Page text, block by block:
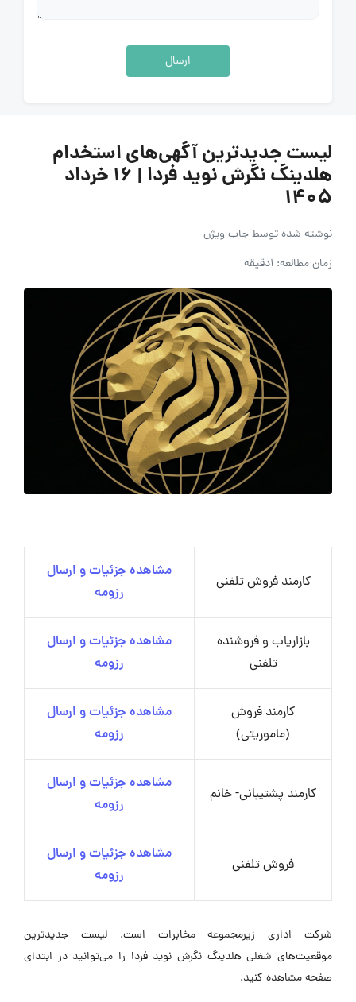
ارسال
لیست جدیدترین آگهی‌های استخدام
هلدینگ نگرش نوید فردا | ۱۶ خرداد
۱۴۰۵
نوشته شده توسطجاب ویژن
زمان مطالعه: 1دقیقه
کارمند فروش تلفنی
مشاهده جزئیات و ارسال
رزومه
بازاریاب و فروشنده
تلفنی
مشاهده جزئیات و ارسال
رزومه
کارمند فروش
(ماموریتی)
مشاهده جزئیات و ارسال
رزومه
کارمند پشتیبانی- خانم
مشاهده جزئیات و ارسال
رزومه
فروش تلفنی
مشاهده جزئیات و ارسال
رزومه
شرکت اداری زیرمجموعه مخابرات است. لیست جدیدترین
موقعیت‌های شغلی هلدینگ نگرش نوید فردا را می‌توانید در ابتدای
صفحه مشاهده کنید.